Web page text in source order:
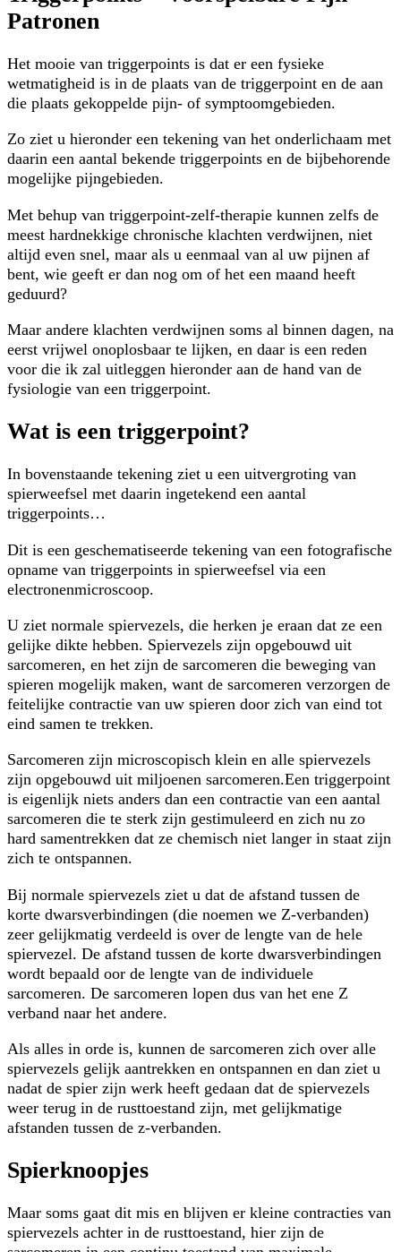
Patronen
Het mooie van triggerpoints is dat er een fysieke
wetmatigheid is in de plaats van de triggerpoint en de aan
die plaats gekoppelde pijn- of symptoomgebieden.
Zo ziet u hieronder een tekening van het onderlichaam met
daarin een aantal bekende triggerpoints en de bijbehorende
mogelijke pijngebieden.
Met behup van triggerpoint-zelf-therapie kunnen zelfs de
meest hardnekkige chronische klachten verdwijnen, niet
altijd even snel, maar als u eenmaal van al uw pijnen af
bent, wie geeft er dan nog om of het een maand heeft
geduurd?
Maar andere klachten verdwijnen soms al binnen dagen, na
eerst vrijwel onoplosbaar te lijken, en daar is een reden
voor die ik zal uitleggen hieronder aan de hand van de
fysiologie van een triggerpoint.
Wat is een triggerpoint?
In bovenstaande tekening ziet u een uitvergroting van
spierweefsel met daarin ingetekend een aantal
triggerpoints…
Dit is een geschematiseerde tekening van een fotografische
opname van triggerpoints in spierweefsel via een
electronenmicroscoop.
U ziet normale spiervezels, die herken je eraan dat ze een
gelijke dikte hebben. Spiervezels zijn opgebouwd uit
sarcomeren, en het zijn de sarcomeren die beweging van
spieren mogelijk maken, want de sarcomeren verzorgen de
feitelijke contractie van uw spieren door zich van eind tot
eind samen te trekken.
Sarcomeren zijn microscopisch klein en alle spiervezels
zijn opgebouwd uit miljoenen sarcomeren.Een triggerpoint
is eigenlijk niets anders dan een contractie van een aantal
sarcomeren die te sterk zijn gestimuleerd en zich nu zo
hard samentrekken dat ze chemisch niet langer in staat zijn
zich te ontspannen.
Bij normale spiervezels ziet u dat de afstand tussen de
korte dwarsverbindingen (die noemen we Z-verbanden)
zeer gelijkmatig verdeeld is over de lengte van de hele
spiervezel. De afstand tussen de korte dwarsverbindingen
wordt bepaald oor de lengte van de individuele
sarcomeren. De sarcomeren lopen dus van het ene Z
verband naar het andere.
Als alles in orde is, kunnen de sarcomeren zich over alle
spiervezels gelijk aantrekken en ontspannen en dan ziet u
nadat de spier zijn werk heeft gedaan dat de spiervezels
weer terug in de rusttoestand zijn, met gelijkmatige
afstanden tussen de z-verbanden.
Spierknoopjes
Maar soms gaat dit mis en blijven er kleine contracties van
spiervezels achter in de rusttoestand, hier zijn de